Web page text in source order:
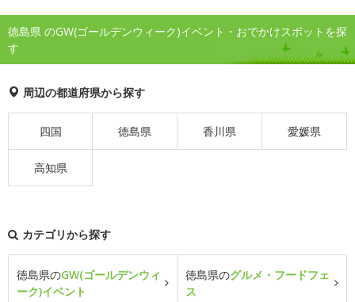
徳島県 のGW(ゴールデンウィーク)イベント・おでかけスポットを探
す
周辺の都道府県から探す
四国 徳島県 香川県 愛媛県
高知県
カテゴリから探す
徳島県のGW(ゴールデンウィ
ーク)イベント
徳島県のグルメ・フードフェ
ス